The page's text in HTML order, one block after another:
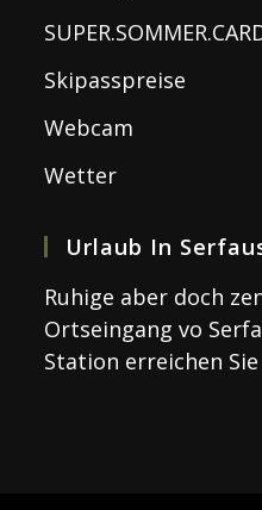
Skipasspreise
Webcam
Wetter
Urlaub In
Ruhige aber doch
Ortseingang vo
Station erreichen